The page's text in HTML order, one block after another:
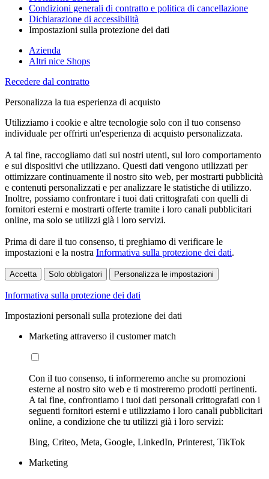
Condizioni generali di contratto e politica di cancellazione
Dichiarazione di accessibilità
Impostazioni sulla protezione dei dati
Azienda
Altri nice Shops
Recedere dal contratto
Personalizza la tua esperienza di acquisto
Utilizziamo i cookie e altre tecnologie solo con il tuo consenso
individuale per offrirti un'esperienza di acquisto personalizzata.
A tal fine, raccogliamo dati sui nostri utenti, sul loro comportamento
e sui dispositivi che utilizzano. Questi dati vengono utilizzati per
ottimizzare continuamente il nostro sito web, per mostrarti pubblicità
e contenuti personalizzati e per analizzare le statistiche di utilizzo.
Inoltre, possiamo confrontare i tuoi dati crittografati con quelli di
fornitori esterni e mostrarti offerte tramite i loro canali pubblicitari
online, ma solo se utilizzi già i loro servizi.
Prima di dare il tuo consenso, ti preghiamo di verificare le
impostazioni e la nostra Informativa sulla protezione dei dati.
Accetta Solo obbligatori Personalizza le impostazioni
Informativa sulla protezione dei dati
Impostazioni personali sulla protezione dei dati
Marketing attraverso il customer match
Con il tuo consenso, ti informeremo anche su promozioni
esterne al nostro sito web e ti mostreremo prodotti pertinenti.
A tal fine, confrontiamo i tuoi dati personali crittografati con i
seguenti fornitori esterni e utilizziamo i loro canali pubblicitari
online, a condizione che tu utilizzi già i loro servizi:
Bing, Criteo, Meta, Google, LinkedIn, Printerest, TikTok
Marketing